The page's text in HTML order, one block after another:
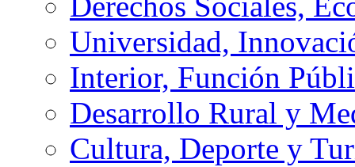
Universidad,
Interior, Función
Desarrollo Rural y
Cultura, Deporte y